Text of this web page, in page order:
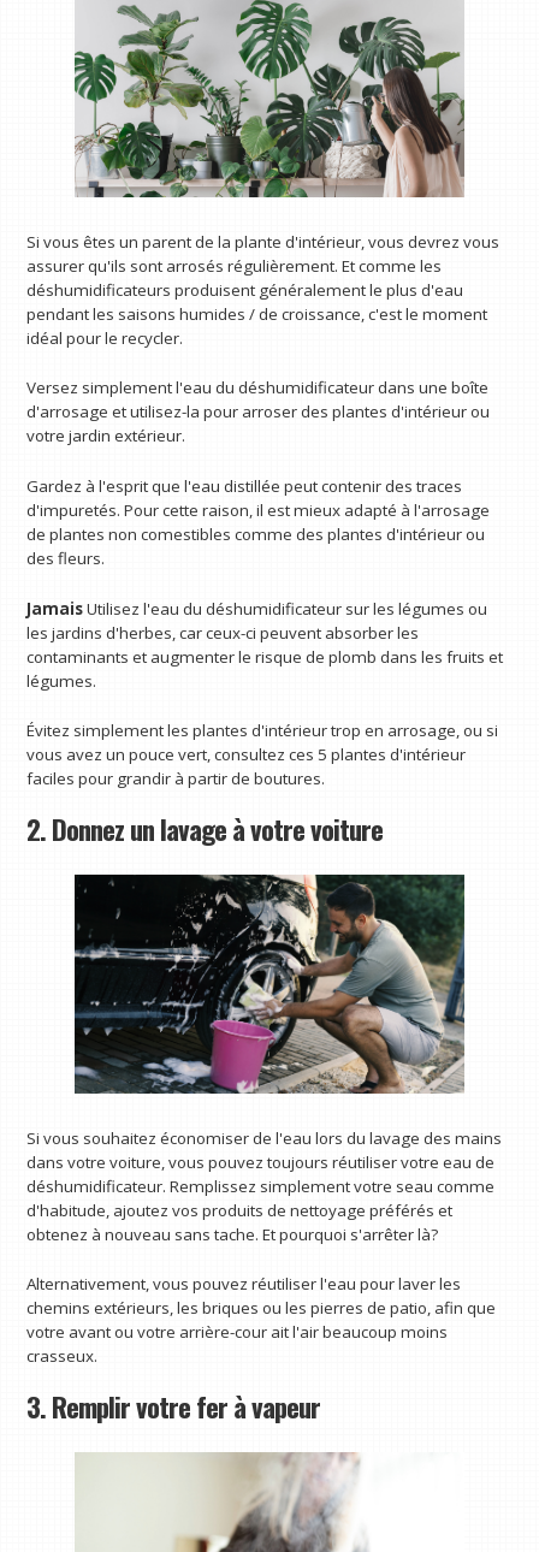
Si vous êtes un parent de la plante d'intérieur, vous devrez vous
assurer qu'ils sont arrosés régulièrement. Et comme les
déshumidificateurs produisent généralement le plus d'eau
pendant les saisons humides / de croissance, c'est le moment
idéal pour le recycler.
Versez simplement l'eau du déshumidificateur dans une boîte
d'arrosage et utilisez-la pour arroser des plantes d'intérieur ou
votre jardin extérieur.
Gardez à l'esprit que l'eau distillée peut contenir des traces
d'impuretés. Pour cette raison, il est mieux adapté à l'arrosage
de plantes non comestibles comme des plantes d'intérieur ou
des fleurs.
JamaisUtilisez l'eau du déshumidificateur sur les légumes ou
les jardins d'herbes, car ceux-ci peuvent absorber les
contaminants et augmenter le risque de plomb dans les fruits et
légumes.
Évitez simplement les plantes d'intérieur trop en arrosage, ou si
vous avez un pouce vert, consultez ces 5 plantes d'intérieur
faciles pour grandir à partir de boutures.
2. Donnez un lavage à votre voiture
Si vous souhaitez économiser de l'eau lors du lavage des mains
dans votre voiture, vous pouvez toujours réutiliser votre eau de
déshumidificateur. Remplissez simplement votre seau comme
d'habitude, ajoutez vos produits de nettoyage préférés et
obtenez à nouveau sans tache. Et pourquoi s'arrêter là?
Alternativement, vous pouvez réutiliser l'eau pour laver les
chemins extérieurs, les briques ou les pierres de patio, afin que
votre avant ou votre arrière-cour ait l'air beaucoup moins
crasseux.
3. Remplir votre fer à vapeur